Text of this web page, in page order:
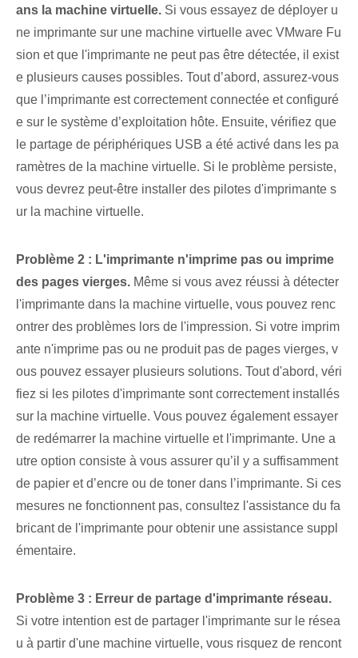
ans la machine virtuelle. Si vous essayez de déployer u
ne imprimante sur une machine virtuelle avec VMware Fu
sion et que l'imprimante ne peut pas être détectée, il exist
e plusieurs causes possibles. Tout d’abord, assurez-vous
que l’imprimante est correctement connectée et configuré
e sur le système d’exploitation hôte. Ensuite, vérifiez que
le partage de périphériques USB a été activé dans les pa
ramètres de la machine virtuelle. Si le problème persiste,
vous devrez peut-être installer des pilotes d'imprimante s
ur la machine virtuelle.
Problème 2 : L'imprimante n'imprime pas ou imprime
des pages vierges. Même si vous avez réussi à détecter
l'imprimante dans la machine virtuelle, vous pouvez renc
ontrer des problèmes lors de l'impression. Si votre imprim
ante n'imprime pas ou ne produit pas de pages vierges, v
ous pouvez essayer plusieurs solutions. Tout d'abord, véri
fiez si les pilotes d'imprimante sont correctement installés
sur la machine virtuelle. Vous pouvez également essayer
de redémarrer la machine virtuelle et l'imprimante. Une a
utre option consiste à vous assurer qu’il y a suffisamment
de papier et d’encre ou de toner dans l’imprimante. Si ces
mesures ne fonctionnent pas, consultez l'assistance du fa
bricant de l'imprimante pour obtenir une assistance suppl
émentaire.
Problème 3 : Erreur de partage d'imprimante réseau.
Si votre intention est de partager l'imprimante sur le résea
u à partir d'une machine virtuelle, vous risquez de rencont